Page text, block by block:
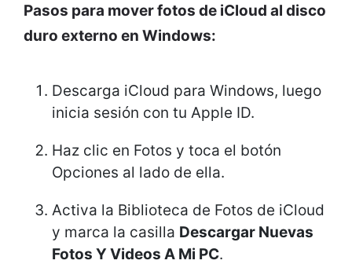
Pasos para mover fotos de iCloud al disco
duro externo en Windows:
Descarga iCloud para Windows, luego
inicia sesión con tu Apple ID.
Haz clic en Fotos y toca el botón
Opciones al lado de ella.
Activa la Biblioteca de Fotos de iCloud
y marca la casilla Descargar Nuevas
Fotos Y Videos A Mi PC.